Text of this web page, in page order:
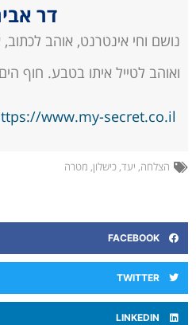
דר
נושם וחי אינטרנט, אוהב
ואוהב לטייל איתו בטבע. חוף
www.my-secret.co.il
הצלחה, יעד, כישלון, מטרה
FACEBOOK
TWITTER
LINKEDIN